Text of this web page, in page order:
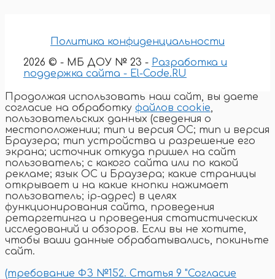
Политика конфиденциальности
2026 © - МБ ДОУ № 23 - Разработка и
поддержка сайта - El-Code.RU
Продолжая использовать наш сайт, вы даете
согласие на обработку файлов cookie,
пользовательских данных (сведения о
местоположении; тип и версия ОС; тип и версия
Браузера; тип устройства и разрешение его
экрана; источник откуда пришел на сайт
пользователь; с какого сайта или по какой
рекламе; язык ОС и Браузера; какие страницы
открывает и на какие кнопки нажимает
пользователь; ip-адрес) в целях
функционирования сайта, проведения
ретаргетинга и проведения статистических
исследований и обзоров. Если вы не хотите,
чтобы ваши данные обрабатывались, покиньте
сайт.
(требование ФЗ №152. Статья 9 "Согласие